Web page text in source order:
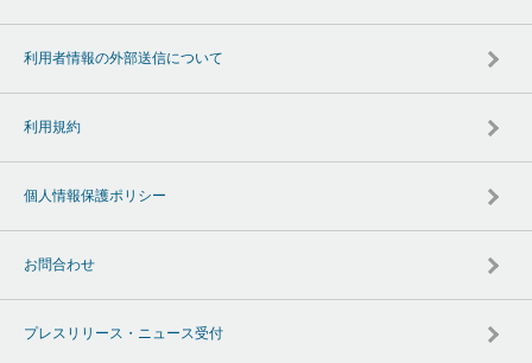
利用者情報の外部送信について
利用規約
個人情報保護ポリシー
お問合わせ
プレスリリース・ニュース受付